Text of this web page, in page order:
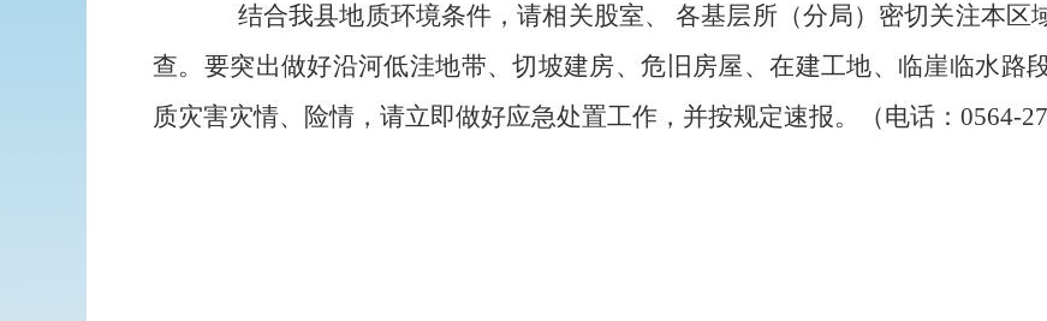
结合我县地质环境条件，请相关股室、 各基层所（分局）密切关注本区
查。 要突出做好沿河低洼地带、切坡建房、危旧房屋、在建工地、临崖临水路
质灾害灾情、险情，请立即做好应急处置工作，并按规定速报。（电话： 0564-